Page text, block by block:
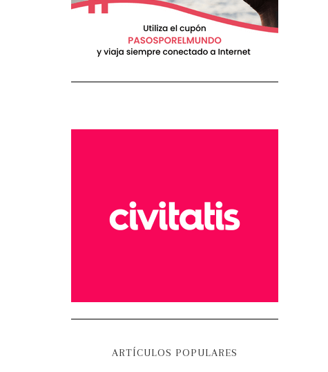
ARTÍCULOS POPULARES